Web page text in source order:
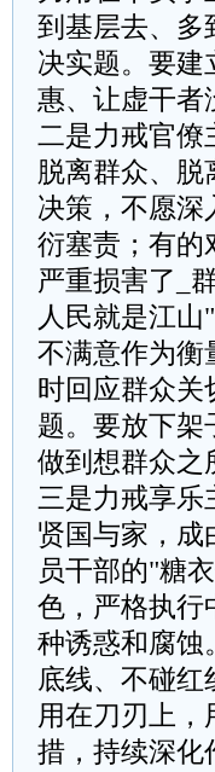
到基层去、多
决实题。要建
惠、让虚干者
二是力戒官僚
脱离群众、脱
决策，不愿深
衍塞责；有的
严重损害了_
人民就是江
不满意作为衡
时回应群众关
题。要放下架
做到想群众之
三是力戒享乐
贤国与家，成
员干部的"糖
色，严格执行
种诱惑和腐蚀
底线、不碰
用在刀刃上
措，持续深化